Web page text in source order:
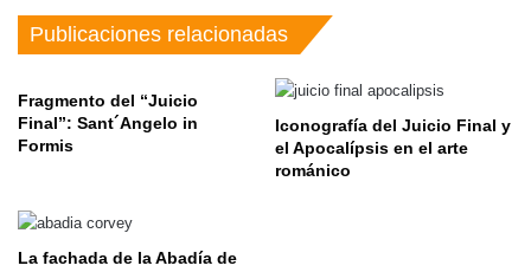
Publicaciones relacionadas
Fragmento del “Juicio
Final”: Sant´Angelo in
Formis
Iconografía del Juicio Final y
el Apocalípsis en el arte
románico
La fachada de la Abadía de